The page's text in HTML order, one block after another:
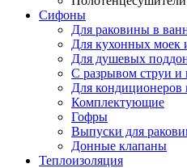
Сифоны
Для раковины в
Для кухонных моек
Для душевых
С разрывом струи и
Для кондиционеров
Комплектующие
Гофры
Выпуски для
Донные клапаны
Теплоизоляция